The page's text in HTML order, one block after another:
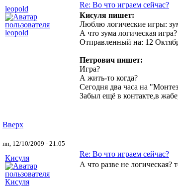
leopold
Re: Во что играем сейчас?
Кисуля пишет:
Люблю логические игры:
А что зума логическая игра?
Отправленный на: 12
Петрович пишет:
Игра?
А жить-то когда?
Сегодня два часа на
Забыл ещё в контакте,в
Вверх
пн, 12/10/2009 - 21:05
Кисуля
Re: Во что играем сейчас?
А что разве не логическая?